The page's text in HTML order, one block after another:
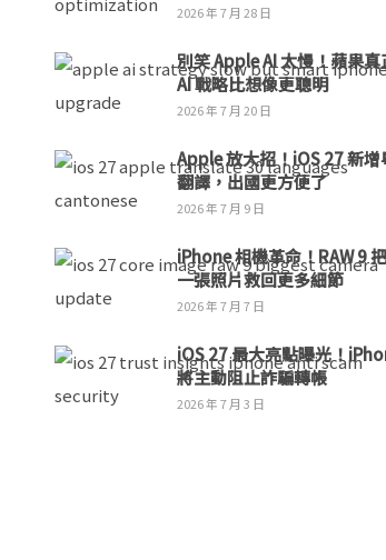
2026 年 7 月 28 日
別笑 Apple AI 太慢！蘋果真
AI 戰略比想像更聰明
2026 年 7 月 20 日
Apple 放大招！iOS 27 新增
翻譯，出國更方便了
2026 年 7 月 9 日
iPhone 相機革命！RAW 9
一張照片救回更多細節
2026 年 7 月 7 日
iOS 27 最大亮點曝光！
將主動阻止詐騙轉帳
2026 年 7 月 3 日